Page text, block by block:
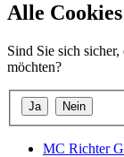
Alle
Sind Sie sich
möchten?
MC Richter